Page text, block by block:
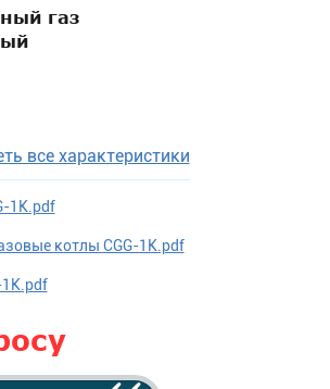
газ
все характеристики
1K.pdf
котлы CGG-1K.pdf
1K.pdf